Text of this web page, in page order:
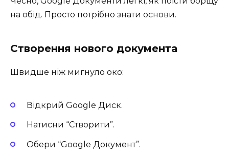
на обід. Просто потрібно знати основи.
Створення нового документа
Швидше ніж мигнуло око:
Відкрий Google Диск.
Натисни “Створити”.
Обери “Google Документ”.